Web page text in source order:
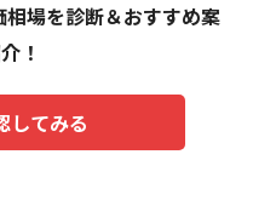
場を診断＆おすすめ案
！
してみる